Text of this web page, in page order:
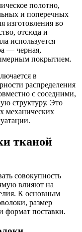
полотно,
и поперечных
изготовления во
отсюда и
используется
— черная,
покрытием.
в
распределения
с соседними,
структуру. Это
механических
тканой
совокупность
влияют на
К основным
размер
формат поставки.